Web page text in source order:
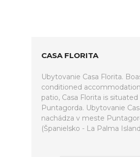
CASA FLORITA
Ubytovanie Casa Florita.
conditioned
patio, Casa Florita is situated
Puntagorda. Ubytovanie
nachádza v meste
(Španielsko - La Palma